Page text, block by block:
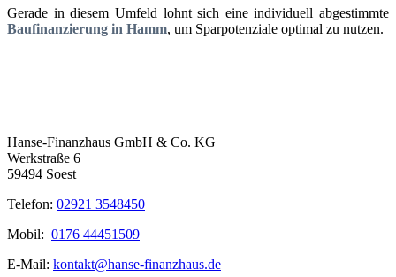
Gerade in diesem Umfeld lohnt sich eine individuell abgestimmte
Baufinanzierung in Hamm, um Sparpotenziale optimal zu nutzen.
Hanse-Finanzhaus GmbH & Co. KG
Werkstraße 6
59494 Soest
Telefon: 02921 3548450
Mobil: 0176 44451509
E-Mail: kontakt@hanse-finanzhaus.de